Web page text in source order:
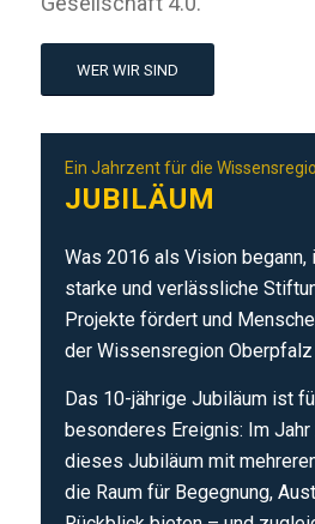
WER WIR SIND
Ein Jahrzent für die
JUBILÄUM
Was 2016 als Vision begann,
starke und verlässliche
Projekte fördert und
der Wissensregion
Das 10-jährige Jubiläum ist
besonderes Ereignis: Im
dieses Jubiläum mit
die Raum für Begegnung,